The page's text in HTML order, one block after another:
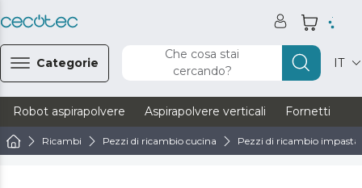
Categorie
Che cosa stai
cercando?
IT
Robot aspirapolvere Aspirapolvere verticali Fornetti
Ricambi Pezzi di ricambio cucina Pezzi di ricambio